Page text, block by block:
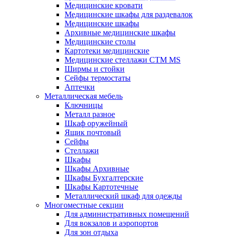
Медицинские кровати
Медицинские шкафы для раздевалок
Медицинские шкафы
Архивные медицинские шкафы
Медицинские столы
Картотеки медицинские
Медицинские стеллажи CTM MS
Ширмы и стойки
Сейфы термостаты
Аптечки
Металлическая мебель
Ключницы
Металл разное
Шкаф оружейный
Ящик почтовый
Сейфы
Стеллажи
Шкафы
Шкафы Архивные
Шкафы Бухгалтерские
Шкафы Картотечные
Металлический шкаф для одежды
Многоместные секции
Для административных помещений
Для вокзалов и аэропортов
Для зон отдыха